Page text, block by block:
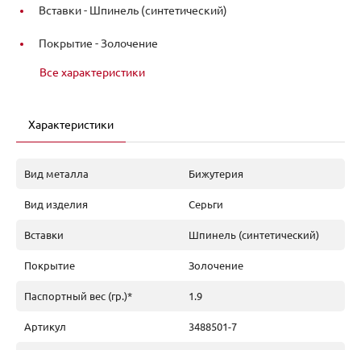
Вставки - Шпинель (синтетический)
Покрытие -Золочение
Все характеристики
Характеристики
Вид металла Бижутерия
Вид изделия Серьги
Вставки Шпинель (синтетический)
Покрытие Золочение
Паспортный вес (гр.)* 1.9
Артикул 3488501-7